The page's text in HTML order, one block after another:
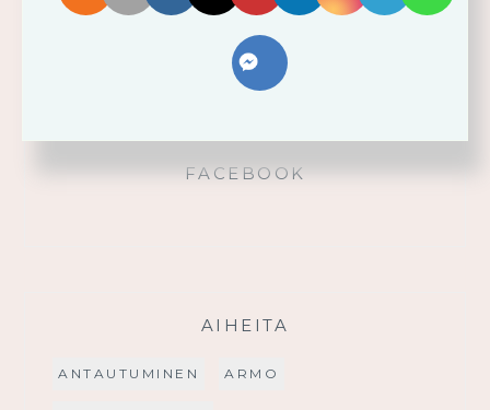
Käytä saamaasi voimaa!
FACEBOOK
AIHEITA
ANTAUTUMINEN ARMO